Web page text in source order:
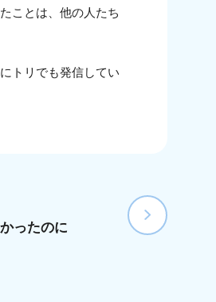
ことは、他の人たち
トリでも発信してい
ったのに